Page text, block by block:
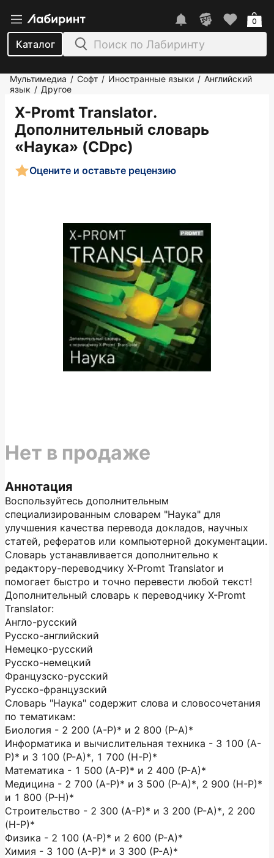
Каталог
0
Мультимедиа / Софт / Иностранные языки / Английский
язык / Другое
X-Promt Translator.
Дополнительный словарь
«Наука» (CDpc)
Оцените и оставьте рецензию
Аннотация
Воспользуйтесь дополнительным
специализированным словарем "Наука" для
улучшения качества перевода докладов, научных
статей, рефератов или компьютерной документации.
Словарь устанавливается дополнительно к
редактору-переводчику X-Promt Translator и
помогает быстро и точно перевести любой текст!
Дополнительный словарь к переводчику X-Promt
Translator:
Англо-русский
Русско-английский
Немецко-русский
Русско-немецкий
Французско-русский
Русско-французский
Словарь "Наука" содержит слова и словосочетания
по тематикам:
Биология - 2 200 (А-Р)* и 2 800 (Р-А)*
Информатика и вычислительная техника - 3 100 (А-
Р)* и 3 100 (Р-А)*, 1 700 (Н-Р)*
Математика - 1 500 (А-Р)* и 2 400 (Р-А)*
Медицина - 2 700 (А-Р)* и 3 500 (Р-А)*, 2 900 (Н-Р)*
и 1 800 (Р-Н)*
Строительство - 2 300 (А-Р)* и 3 200 (Р-А)*, 2 200
(Н-Р)*
Физика - 2 100 (А-Р)* и 2 600 (Р-А)*
Химия - 3 100 (А-Р)* и 3 300 (Р-А)*
Нет в продаже